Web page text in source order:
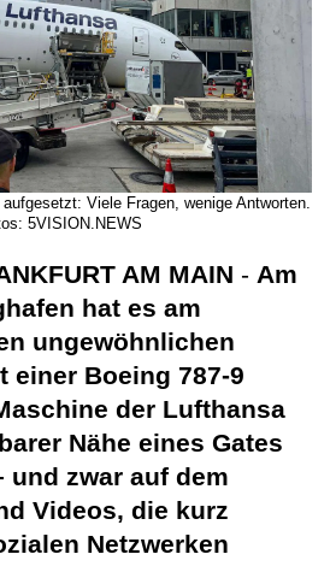
Viele Fragen, wenige Antworten.
5VISION.NEWS
AM MAIN - Am
hat es am
ungewöhnlichen
einer Boeing 787-9
der Lufthansa
Nähe eines Gates
und zwar auf dem
Videos, die kurz
Netzwerken